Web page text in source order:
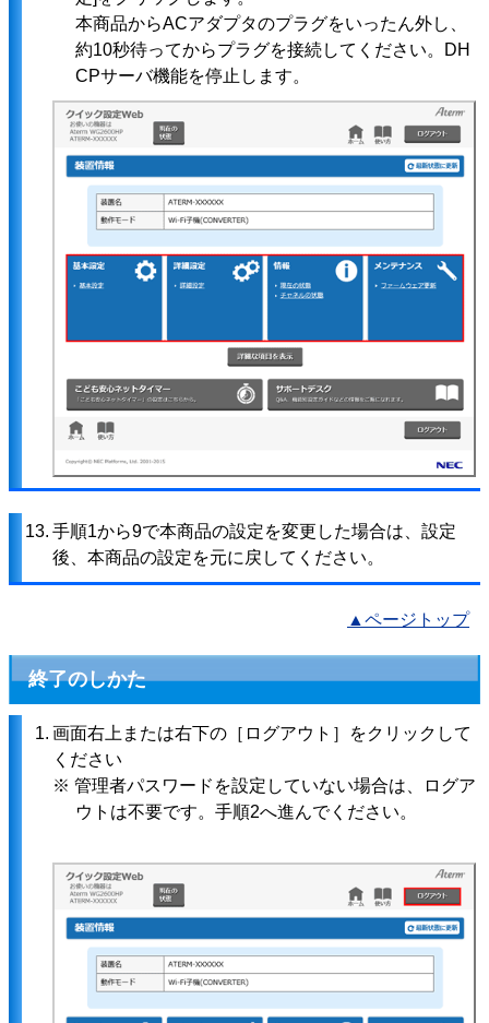
本商品からACアダプタのプラグをいったん外し、
約10秒待ってからプラグを接続してください。DH
CPサーバ機能を停止します。
13. 手順1から9で本商品の設定を変更した場合は、設定
後、本商品の設定を元に戻してください。
▲ページトップ
終了のしかた
1. 画面右上または右下の［ログアウト］をクリックして
ください
※ 管理者パスワードを設定していない場合は、ログア
ウトは不要です。手順2へ進んでください。